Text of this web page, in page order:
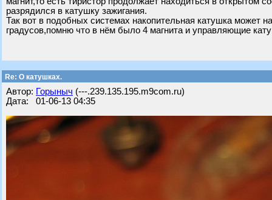
разрядился в катушку зажигания.
Так вот в подобных системах накопительная катушка может
градусов,помню что в нём было 4 магнита и управляющие
Re: О катушках.
Автор: Горыныч (---.239.135.195.m9com.ru)
Дата: 01-06-13 04:35